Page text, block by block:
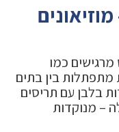
מרגישים כמו
מתפתלות בין בתים
בלבן עם תריסים
– מנוקדות